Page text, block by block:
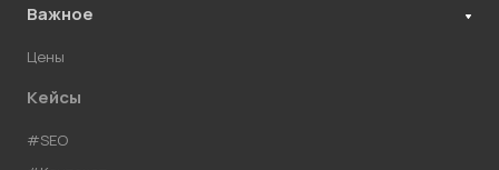
Важное
Цены
Кейсы
#SEO